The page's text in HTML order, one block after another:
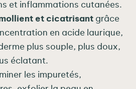
et inflammations cutanées.
et cicatrisant grâce
en acide laurique,
plus souple, plus doux,
éclatant.
les impuretés,